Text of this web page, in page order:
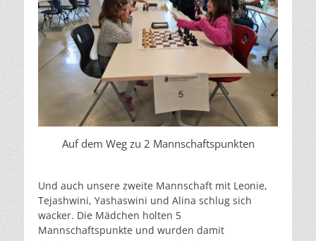
Auf dem Weg zu 2 Mannschaftspunkten
Und auch unsere zweite Mannschaft mit Leonie,
Tejashwini, Yashaswini und Alina schlug sich
wacker. Die Mädchen holten 5
Mannschaftspunkte und wurden damit